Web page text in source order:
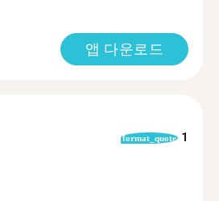
앱 다운로드
format_quote 1